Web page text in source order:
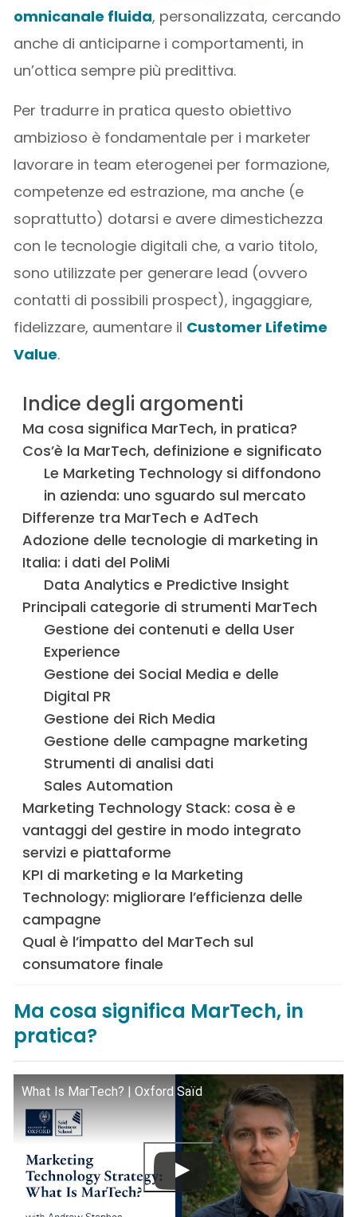
omnicanale fluida, personalizzata, cercando
anche di anticiparne i comportamenti, in
un’ottica sempre più predittiva.
Per tradurre in pratica questo obiettivo
ambizioso è fondamentale per i marketer
lavorare in team eterogenei per formazione,
competenze ed estrazione, ma anche (e
soprattutto) dotarsi e avere dimestichezza
con le tecnologie digitali che, a vario titolo,
sono utilizzate per generare lead (ovvero
contatti di possibili prospect), ingaggiare,
fidelizzare, aumentare il Customer Lifetime
Value.
Indice degli argomenti
Ma cosa significa MarTech, in pratica?
Cos’è la MarTech, definizione e significato
Le Marketing Technology si diffondono
in azienda: uno sguardo sul mercato
Differenze tra MarTech e AdTech
Adozione delle tecnologie di marketing in
Italia: i dati del PoliMi
Data Analytics e Predictive Insight
Principali categorie di strumenti MarTech
Gestione dei contenuti e della User
Experience
Gestione dei Social Media e delle
Digital PR
Gestione dei Rich Media
Gestione delle campagne marketing
Strumenti di analisi dati
Sales Automation
Marketing Technology Stack: cosa è e
vantaggi del gestire in modo integrato
servizi e piattaforme
KPI di marketing e la Marketing
Technology: migliorare l’efficienza delle
campagne
Qual è l’impatto del MarTech sul
consumatore finale
Ma cosa significa MarTech, in
pratica?
What Is MarTech? | Oxford Saïd